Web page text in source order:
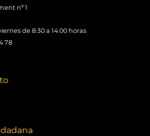
nº 1
de 8:30 a 14:00 horas
78